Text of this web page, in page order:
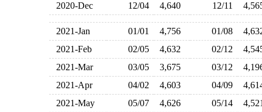
2020-Dec
12/04 4,640 12/11
2021-Jan 01/01 4,756 01/08
2021-Feb
02/05 4,632 02/12
2021-Mar
03/05 3,675 03/12
2021-Apr
04/02 4,603 04/09
2021-May
05/07 4,626 05/14